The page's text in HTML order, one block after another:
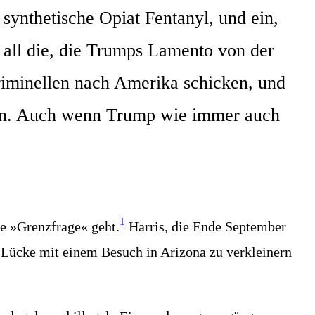
Opi­at Fen­ta­nyl, und ein,
die, die Trumps Lamen­to von der
nach Ame­ri­ka schi­cken, und
Auch wenn Trump wie immer auch
»Grenz­fra­ge« geht.1 Har­ris, die Ende Sep­tem­ber
mit einem Besuch in Ari­zo­na zu ver­klei­nern